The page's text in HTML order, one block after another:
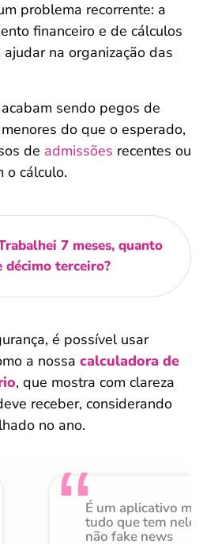
problema recorrente: a
financeiro e de cálculos
na organização das
sendo pegos de
do que o esperado,
de admissões recentes ou
o cálculo.
7 meses, quanto
décimo terceiro?
é possível usar
a nossa calculadora de
, que mostra com clareza
receber, considerando
no ano.
É um aplicativo
tudo que tem nele
não fake news